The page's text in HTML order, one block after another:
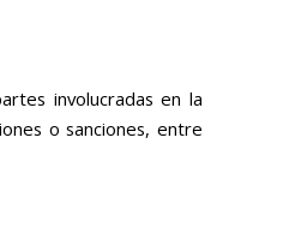
involucradas en la
o sanciones, entre